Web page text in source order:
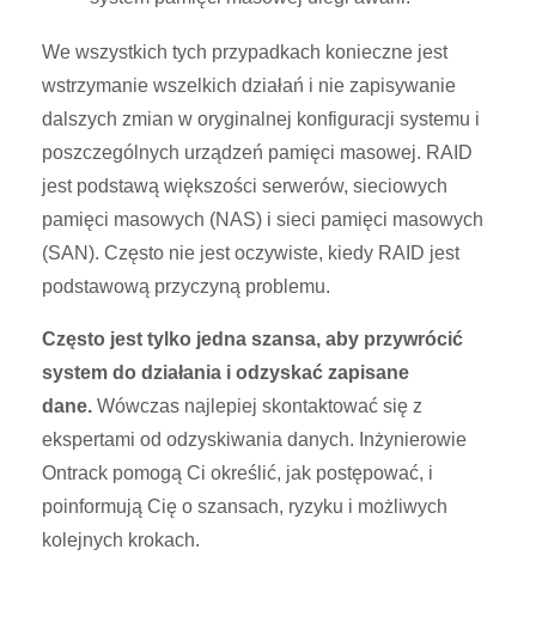
We wszystkich tych przypadkach konieczne jest
wstrzymanie wszelkich działań i nie zapisywanie
dalszych zmian w oryginalnej konfiguracji systemu i
poszczególnych urządzeń pamięci masowej. RAID
jest podstawą większości serwerów, sieciowych
pamięci masowych (NAS) i sieci pamięci masowych
(SAN). Często nie jest oczywiste, kiedy RAID jest
podstawową przyczyną problemu.
Często jest tylko jedna szansa, aby przywrócić
system do działania i odzyskać zapisane
dane. Wówczas najlepiej skontaktować się z
ekspertami od odzyskiwania danych. Inżynierowie
Ontrack pomogą Ci określić, jak postępować, i
poinformują Cię o szansach, ryzyku i możliwych
kolejnych krokach.